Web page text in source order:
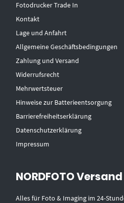
Fotodrucker Trade In
Kontakt
Lage und Anfahrt
Allgemeine Geschäftsbedingungen
Zahlung und Versand
Widerrufsrecht
Mehrwertsteuer
Hinweise zur Batterieentsorgung
Barrierefreiheitserklärung
Datenschutzerklärung
Impressum
NORDFOTO Versand
Alles für Foto & Imaging im 24-